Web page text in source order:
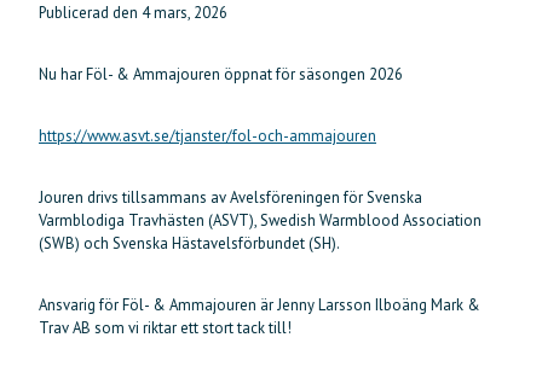
Publicerad den 4 mars, 2026
Nu har Föl- & Ammajouren öppnat för säsongen 2026
https://www.asvt.se/tjanster/fol-och-ammajouren
Jouren drivs tillsammans av Avelsföreningen för Svenska
Varmblodiga Travhästen (ASVT), Swedish Warmblood Association
(SWB) och Svenska Hästavelsförbundet (SH).
Ansvarig för Föl- & Ammajouren är Jenny Larsson Ilboäng Mark &
Trav AB som vi riktar ett stort tack till!